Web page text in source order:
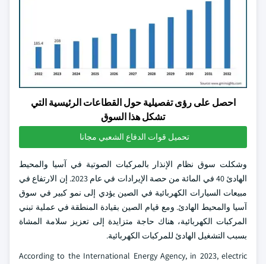
احصل على رؤى تفصيلية حول القطاعات الرئيسية التي
تشكل هذا السوق
تحميل قوات الدفاع الشعبي مجانا
وشكلت سوق نظام الإنذار بالمركبات الصوتية في آسيا والمحيط
الهادئ 40 في المائة من حصة الإيرادات في عام 2023. إن الارتفاع في
مبيعات السيارات الكهربائية في الصين يؤدي إلى نمو كبير في سوق
آسيا والمحيط الهادئ. ومع قيام الصين بقيادة المنطقة في عملية تبني
المركبات الكهربائية، هناك حاجة متزايدة إلى تعزيز سلامة المشاة
بسبب التشغيل الهادئ للمركبات الكهربائية.
According to the International Energy Agency, in 2023, electric